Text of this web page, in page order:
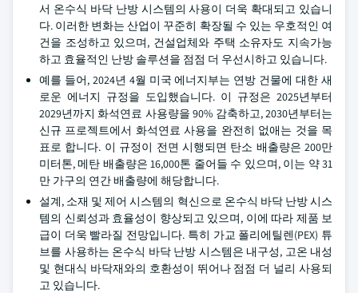
서 온수식 바닥 난방 시스템의 사용이 더욱 확대되고 있습니
다. 이러한 변화는 산업이 꾸준히 확장될 수 있는 우호적인 여
건을 조성하고 있으며, 건설업체와 주택 소유자도 지속가능
하고 효율적인 난방 솔루션을 점점 더 우선시하고 있습니다.
예를 들어, 2024년 4월 미국 에너지부는 연방 건물에 대한 새
로운 에너지 규정을 도입했습니다. 이 규정은 2025년부터
2029년까지 화석연료 사용량을 90% 감축하고, 2030년부터는
신규 프로젝트에서 화석연료 사용을 완전히 없애는 것을 목
표로 합니다. 이 규정이 전면 시행되면 탄소 배출량은 200만
미터톤, 메탄 배출량은 16,000톤 줄어들 수 있으며, 이는 약 31
만 가구의 연간 배출량에 해당합니다.
설계, 소재 및 제어 시스템의 혁신으로 온수식 바닥 난방 시스
템의 신뢰성과 효율성이 향상되고 있으며, 이에 따라 제품 보
급이 더욱 빨라질 전망입니다. 특히 가교 폴리에틸렌(PEX) 튜
브를 사용하는 온수식 바닥 난방 시스템은 내구성, 고온 내성
및 현대식 바닥재와의 호환성이 뛰어나 점점 더 널리 사용되
고 있습니다.